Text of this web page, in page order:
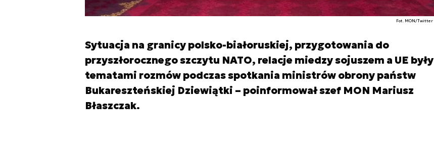
Fot. MON/Twitter
Sytuacja na granicy polsko-białoruskiej, przygotowania do
przyszłorocznego szczytu NATO, relacje miedzy sojuszem a UE były
tematami rozmów podczas spotkania ministrów obrony państw
Bukareszteńskiej Dziewiątki – poinformował szef MON Mariusz
Błaszczak.